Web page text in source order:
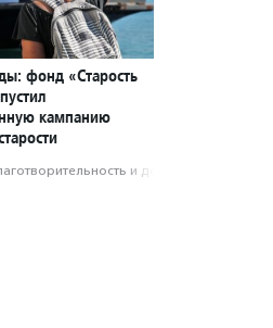
фонд «Старость
кампанию
и доброволь­чест­во